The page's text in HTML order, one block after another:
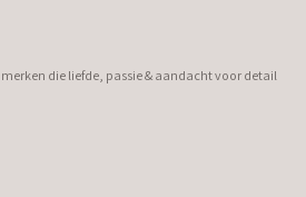
die liefde, passie & aandacht voor detail